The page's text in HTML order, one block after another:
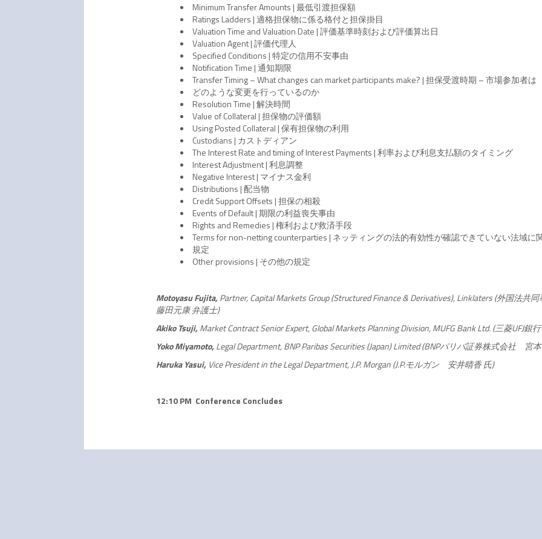
Minimum Transfer Amounts | 最低引渡担保額
Ratings Ladders | 適格担保物に係る格付と担保掛目
Valuation Time and Valuation Date | 評価基準時刻および評価算出日
Valuation Agent | 評価代理人
Specified Conditions | 特定の信用不安事由
Notification Time | 通知期限
Transfer Timing – What changes can market participants make? | 担保受渡時期 – 市場参加者は
どのような変更を行っているのか
Resolution Time | 解決時間
Value of Collateral | 担保物の評価額
Using Posted Collateral | 保有担保物の利用
Custodians | カストディアン
The Interest Rate and timing of Interest Payments | 利率および利息支払額のタイミング
Interest Adjustment | 利息調整
Negative Interest | マイナス金利
Distributions | 配当物
Credit Support Offsets | 担保の相殺
Events of Default | 期限の利益喪失事由
Rights and Remedies | 権利および救済手段
Terms for non-netting counterparties | ネッティングの法的有効性が確認できていない法域に
規定
Other provisions | その他の規定
Motoyasu Fujita,Partner, Capital Markets Group (Structured Finance & Derivatives), Linklaters(外国法共
藤田元康 弁護士)
Akiko Tsuji,Market Contract Senior Expert, Global Markets Planning Division, MUFG Bank Ltd. (三菱UFJ
Yoko Miyamoto,Legal Department, BNP Paribas Securities (Japan) Limited (BNPパリバ証券株式会社 宮
Haruka Yasui,Vice President in the Legal Department, J.P. Morgan (J.P.モルガン 安井晴香 氏)
12:10 PM Conference Concludes